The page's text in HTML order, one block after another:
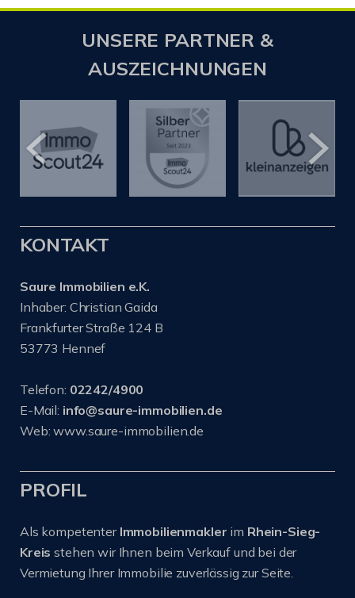
UNSERE PARTNER &
AUSZEICHNUNGEN
KONTAKT
Saure Immobilien e.K.
Inhaber: Christian Gaida
Frankfurter Straße 124 B
53773 Hennef
Telefon: 02242/4900
E-Mail: info@saure-immobilien.de
Web: www.saure-immobilien.de
PROFIL
Als kompetenter Immobilienmakler im Rhein-Sieg-
Kreisstehen wir Ihnen beim Verkauf und bei der
Vermietung Ihrer Immobilie zuverlässig zur Seite.